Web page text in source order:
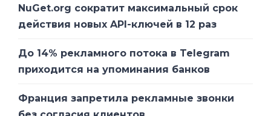
прозрачности при проведении
аукционов, пересмотр методики платы
Безусловно, одним из главных
NuGet.org сократит максимальный срок
действия новых API-ключей в 12 раз
До 14% рекламного потока в Telegram
приходится на упоминания банков
Франция запретила рекламные звонки